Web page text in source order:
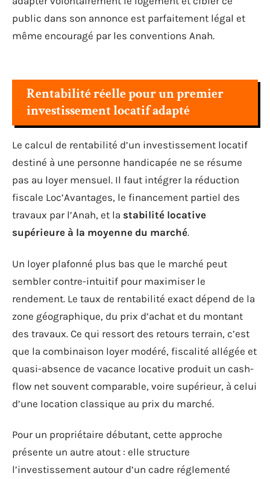
public dans son annonce est parfaitement légal et
même encouragé par les conventions Anah.
Rentabilité réelle pour un premier
investissement locatif adapté
Le calcul de rentabilité d’un investissement locatif
destiné à une personne handicapée ne se résume
pas au loyer mensuel. Il faut intégrer la réduction
fiscale Loc’Avantages, le financement partiel des
travaux par l’Anah, et la stabilité locative
supérieure à la moyenne du marché.
Un loyer plafonné plus bas que le marché peut
sembler contre-intuitif pour maximiser le
rendement. Le taux de rentabilité exact dépend de la
zone géographique, du prix d’achat et du montant
des travaux. Ce qui ressort des retours terrain, c’est
que la combinaison loyer modéré, fiscalité allégée et
quasi-absence de vacance locative produit un cash-
flow net souvent comparable, voire supérieur, à celui
d’une location classique au prix du marché.
Pour un propriétaire débutant, cette approche
présente un autre atout : elle structure
l’investissement autour d’un cadre réglementé